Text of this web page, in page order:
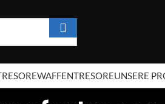
WAFFENTRESOREUNSERE